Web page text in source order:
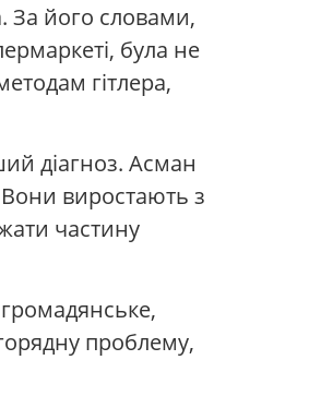
За його словами,
була не
гітлера,
діагноз. Асман
виростають з
частину
проблему,